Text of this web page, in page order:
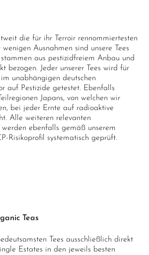
die für ihr Terroir rennommiertesten
Ausnahmen sind unsere Tees
aus pestizidfreiem Anbau und
bezogen. Jeder unserer Tees wird für
unabhängigen deutschen
auf Pestizide getestet. Ebenfalls
Japans, von welchen wir
bei jeder Ernte auf radioaktive
Alle weiteren relevanten
ebenfalls gemäß unserem
Risikoprofil systematisch geprüft.
Teas
Tees ausschließlich direkt
Estates in den jeweils besten